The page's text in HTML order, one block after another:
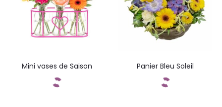
Mini vases de Saison Panier Bleu Soleil